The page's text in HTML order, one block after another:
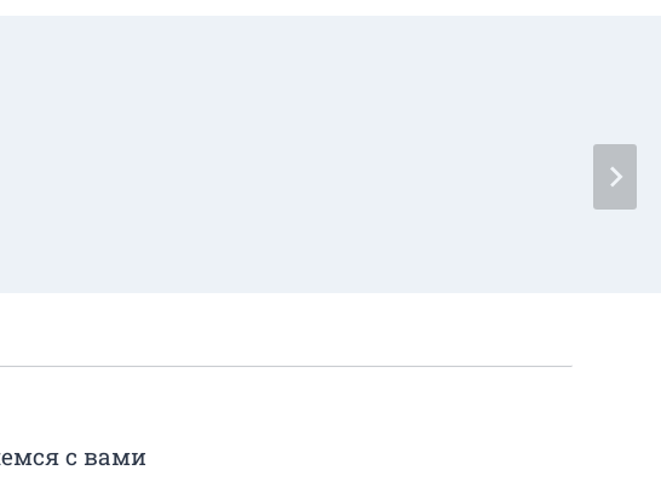
с вами